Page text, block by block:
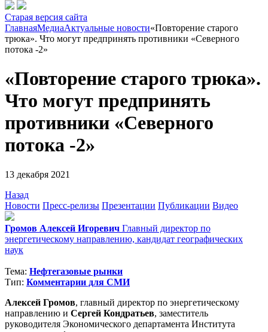
Старая версия сайта
ГлавнаяМедиаАктуальные новости«Повторение старого
трюка». Что могут предпринять противники «Северного
потока -2»
«Повторение старого трюка».
Что могут предпринять
противники «Северного
потока -2»
13 декабря 2021
Назад
Новости Пресс-релизы Презентации Публикации Видео
Громов Алексей Игоревич Главный директор по
энергетическому направлению, кандидат географических
наук
Тема: Нефтегазовые рынки
Тип: Комментарии для СМИ
Алексей Громов, главный директор по энергетическому
направлению и Сергей Кондратьев, заместитель
руководителя Экономического департамента Института